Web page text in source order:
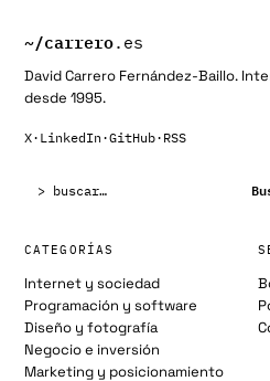
~/carrero.es
David Carrero Fernández-Baillo.
desde 1995.
X· LinkedIn·GitHub· RSS
CATEGORÍAS
Internet y sociedad
Programación y software
Diseño y fotografía
Negocio e inversión
Marketing y posicionamiento